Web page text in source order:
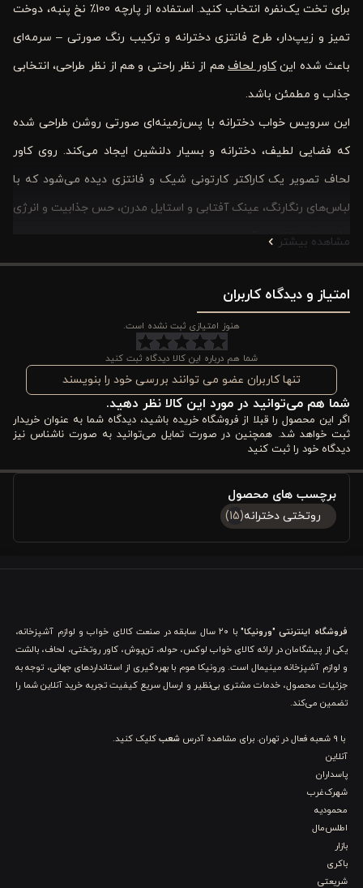
برای تخت یک‌نفره انتخاب کنید. استفاده از پارچه 100٪ نخ پنبه، دوخت
تمیز و زیپ‌دار، طرح فانتزی دخترانه و ترکیب رنگ صورتی – سرمه‌ای
باعث شده اینکاور لحاف هم از نظر راحتی و هم از نظر طراحی، انتخابی
جذاب و مطمئن باشد.
این سرویس خواب دخترانه با پس‌زمینه‌ای صورتی روشن طراحی شده
که فضایی لطیف، دخترانه و بسیار دلنشین ایجاد می‌کند. روی کاور
لحاف تصویر یک کاراکتر کارتونی شیک و فانتزی دیده می‌شود که با
لباس‌های رنگارنگ، عینک آفتابی و استایل مدرن، حس جذابیت و انرژی
مثبت را به اتاق می‌آورد.
در طراحی این مدل از ترکیب رنگ‌های:
صورتی
آبی روشن
سرمه‌ای
جزئیات قلبی و ستاره‌ای
استفاده شده که باعث شده ظاهر محصول هم زیبا و چشمگیر باشد و
هم برای اتاق کودک و نوجوان به‌عنوان یک دکور جذاب عمل کند.
نوشته‌های انگلیسی فانتزی مانند Stay Stylish همراه با عناصر
گرافیکی مثل قلب‌ها، ستاره‌ها و اشکال تزئینی، جلوه‌ای مدرن و دخترانه
یکپارچه و جذاب نشان می‌دهد.
stylish girl صورتی
می‌خواهند اتاق دخترانه را شاد، مدرن، ترند و فوق‌العاده فانتزی کنند. در
ادامه، ویژگی‌ها و مزایای ظاهری این ست را با تمرکز بر جنس و کیفیت
نخ، به‌صورت کامل بررسی می‌کنیم.
الیاف طبیعی، تنفس‌پذیری بسیار بالایی دارند و به شما کمک می‌کنند
جریان هوا در طول خواب بهتر گردش کند. همین موضوع باعث شده این
ست برای استفاده چهارفصل مناسب باشد و در گرما یا سرما، احساس
مشاهده بیشتر
امتیاز و دیدگاه کاربران
هنوز امتیازی ثبت نشده است.
شما هم درباره این کالا دیدگاه ثبت کنید
تنها کاربران عضو می توانند بررسی خود را بنویسند
شما هم می‌توانید در مورد این کالا نظر دهید.
اگر این محصول را قبلا از فروشگاه خریده باشید، دیدگاه شما به عنوان خریدار
ثبت خواهد شد. همچنین در صورت تمایل می‌توانید به صورت ناشناس نیز
دیدگاه خود را ثبت کنید
برچسب های محصول
روتختی دخترانه(15)
فروشگاه اینترنتی "ورونیکا"
با ۲۰ سال سابقه در صنعت کالای خواب و لوازم آشپزخانه،
یکی از پیشگامان در ارائه کالای خواب لوکس، حوله، تن‌پوش، کاور روتختی، لحاف، بالشت
و لوازم آشپزخانه مینیمال است. ورونیکا هوم با بهره‌گیری از استانداردهای جهانی، توجه به
جزئیات محصول، خدمات مشتری بی‌نظیر و ارسال سریع کیفیت تجربه خرید آنلاین شما را
تضمین می‌کند.
با 9 شعبه فعال در تهران. برای مشاهده آدرس شعبکلیک کنید.
آنلاین
پاسداران
شهرک‌غرب
محمودیه
اطلس‌مال
بازار
باکری
شریعتی